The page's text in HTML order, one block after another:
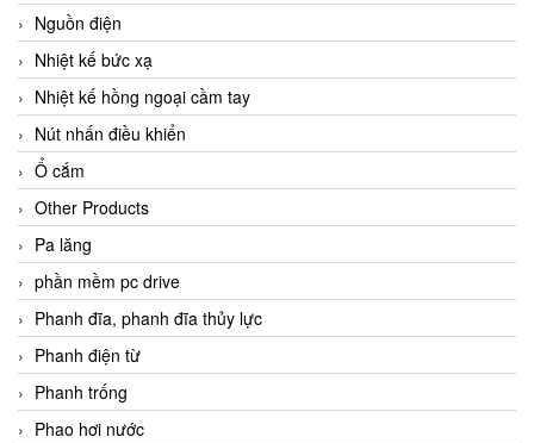
Nguồn điện
Nhiệt kế bức xạ
Nhiệt kế hồng ngoại cầm tay
Nút nhấn điều khiển
Ổ cắm
Other Products
Pa lăng
phần mềm pc drive
Phanh đĩa, phanh đĩa thủy lực
Phanh điện từ
Phanh trống
Phao hơi nước